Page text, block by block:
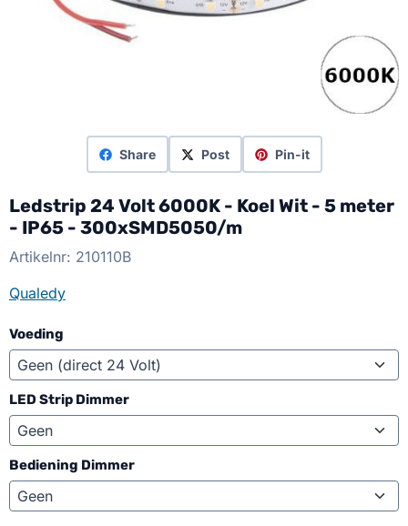
Share Post Pin-it
Ledstrip 24 Volt 6000K - Koel Wit - 5 meter
- IP65 - 300xSMD5050/m
Artikelnr: 210110B
Qualedy
Voeding
LED Strip Dimmer
Bediening Dimmer